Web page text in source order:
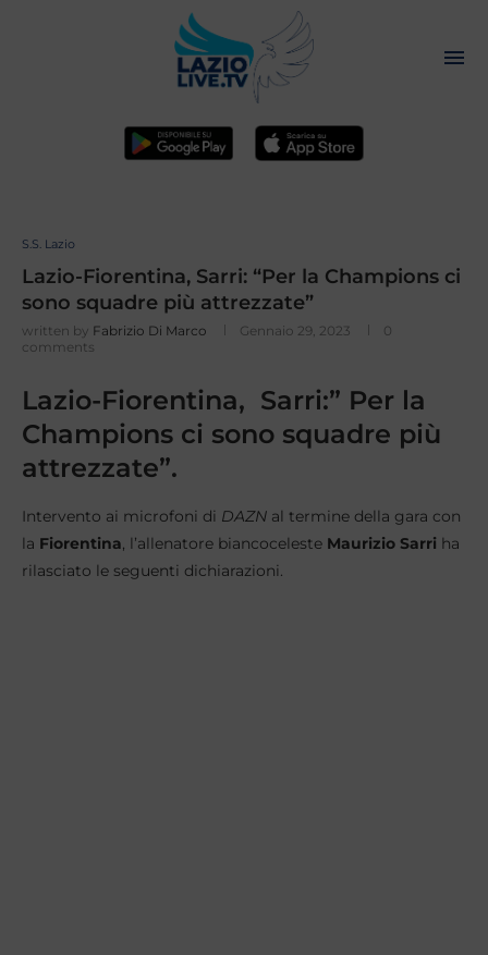
S.S. Lazio
Lazio-Fiorentina, Sarri: “Per la Champions ci
sono squadre più attrezzate”
written by Fabrizio Di Marco Gennaio 29, 2023
0
comments
Lazio-Fiorentina, Sarri:” Per la
Champions ci sono squadre più
attrezzate”.
Intervento ai microfoni di DAZN al termine della gara con
la Fiorentina, l’allenatore biancoceleste Maurizio Sarri ha
rilasciato le seguenti dichiarazioni.